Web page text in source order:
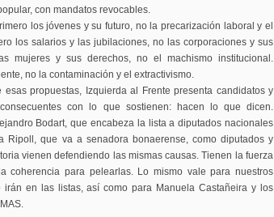
con mandatos revocables.
los jóvenes y su futuro, no la precarización laboral y el
los salarios y las jubilaciones, no las corporaciones y sus
mujeres y sus derechos, no el machismo institucional.
no la contaminación y el extractivismo.
propuestas, Izquierda al Frente presenta candidatos y
con lo que sostienen: hacen lo que dicen.
Bodart, que encabeza la lista a diputados nacionales
Ripoll, que va a senadora bonaerense, como diputados y
vienen defendiendo las mismas causas. Tienen la fuerza
coherencia para pelearlas. Lo mismo vale para nuestros
irán en las listas, así como para Manuela Castañeira y los